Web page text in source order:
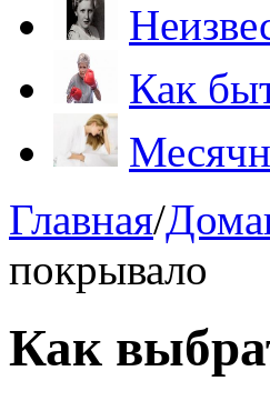
Как
Главная/
покрывало
Как